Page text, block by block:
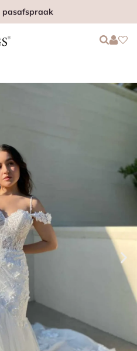
pasafspraak
Login
Login